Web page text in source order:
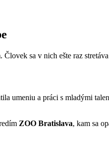
sa v nich ešte raz
umeniu a práci s mladými
ZOO Bratislava, kam sa